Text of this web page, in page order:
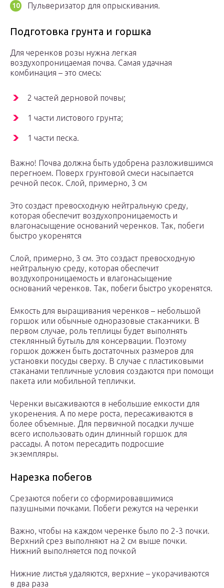
Пульверизатор для опрыскивания.
Подготовка грунта и горшка
Для черенков розы нужна легкая
воздухопроницаемая почва. Самая удачная
комбинация – это смесь:
2 частей дерновой почвы;
1 части листового грунта;
1 части песка.
Важно! Почва должна быть удобрена разложившимся
перегноем. Поверх грунтовой смеси насыпается
речной песок. Слой, примерно, 3 см
Это создаст превосходную нейтральную среду,
которая обеспечит воздухопроницаемость и
влагонасыщение оснований черенков. Так, побеги
быстро укоренятся
Слой, примерно, 3 см. Это создаст превосходную
нейтральную среду, которая обеспечит
воздухопроницаемость и влагонасыщение
оснований черенков. Так, побеги быстро укоренятся.
Емкость для выращивания черенков – небольшой
горшок или обычные одноразовые стаканчики. В
первом случае, роль теплицы будет выполнять
стеклянный бутыль для консервации. Поэтому
горшок дожжен быть достаточных размеров для
установки посуды сверху. В случае с пластиковыми
стаканами тепличные условия создаются при помощи
пакета или мобильной теплички.
Черенки высаживаются в небольшие емкости для
укоренения. А по мере роста, пересаживаются в
более объемные. Для первичной посадки лучше
всего использовать один длинный горшок для
рассады. А потом пересадить подросшие
экземпляры.
Нарезка побегов
Срезаются побеги со сформировавшимися
пазушными почками. Побеги режутся на черенки
Важно, чтобы на каждом черенке было по 2-3 почки.
Верхний срез выполняют на 2 см выше почки.
Нижний выполняется под почкой
Нижние листья удаляются, верхние – укорачиваются
в два раза